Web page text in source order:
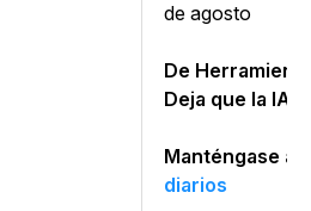
de agosto
De
Deja que la IA
Manténgase al
diarios